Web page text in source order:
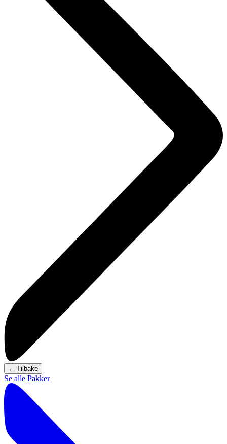
← Tilbake
Se alle Pakker